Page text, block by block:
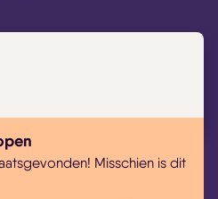
navigatie
Misschien is dit